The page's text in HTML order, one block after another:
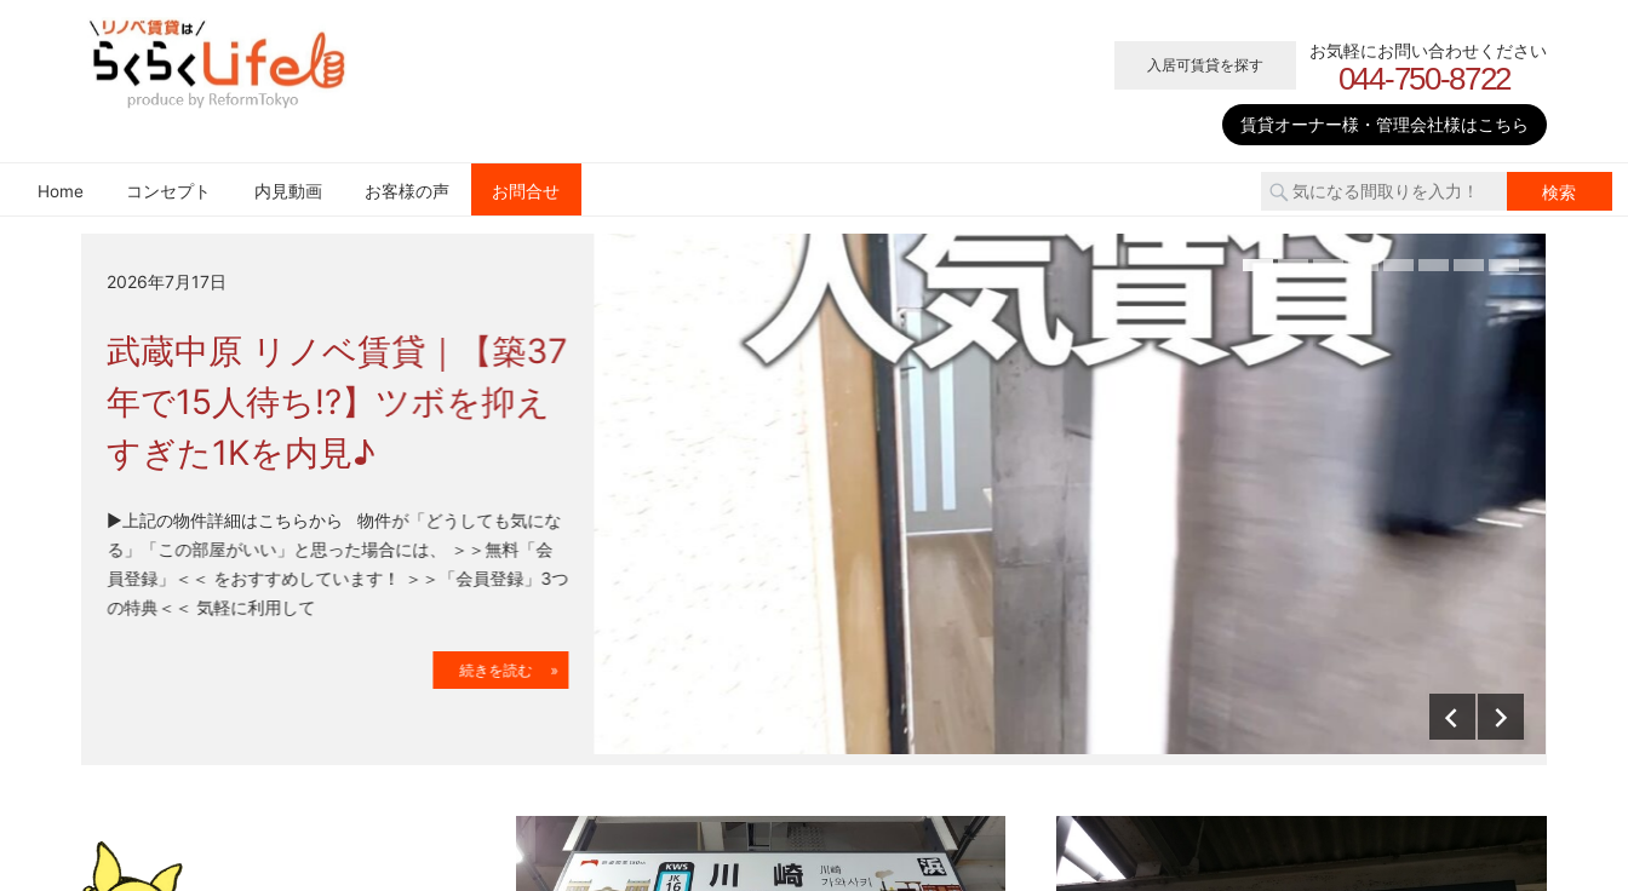
ベ
貸
ら
く
ら
Life
部
屋
入居可賃貸を探す
お気軽にお問い合わせください
044-750-8722
賃貸オーナー様・管理会社様はこちら
Home コンセプト 内見動画 お客様の声 お問合せ
2026年7月17日
武蔵中原 リノベ賃貸｜【築37
年で15人待ち!?】ツボを抑え
すぎた1Kを内見♪
▶上記の物件詳細はこちらから 物件が「どうしても気にな
る」「この部屋がいい」と思った場合には、 ＞＞無料「会
員登録」＜＜ をおすすめしています！ ＞＞「会員登録」3つ
の特典＜＜ 気軽に利用して
続きを読む »